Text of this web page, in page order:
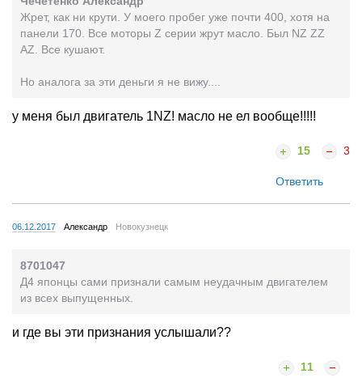
Жрет, как ни крути. У моего пробег уже почти 400, хотя на
панели 170. Все моторы Z серии жрут масло. Был NZ ZZ
AZ. Все кушают.
Но аналога за эти деньги я не вижу....
у меня был двигатель 1NZ! масло не ел вообще!!!!!
15 3
Ответить
06.12.2017 Александр Новокузнецк
8701047
Д4 японцы сами признали самым неудачным двигателем
из всех выпущенных.
и где вы эти признания услышали??
11